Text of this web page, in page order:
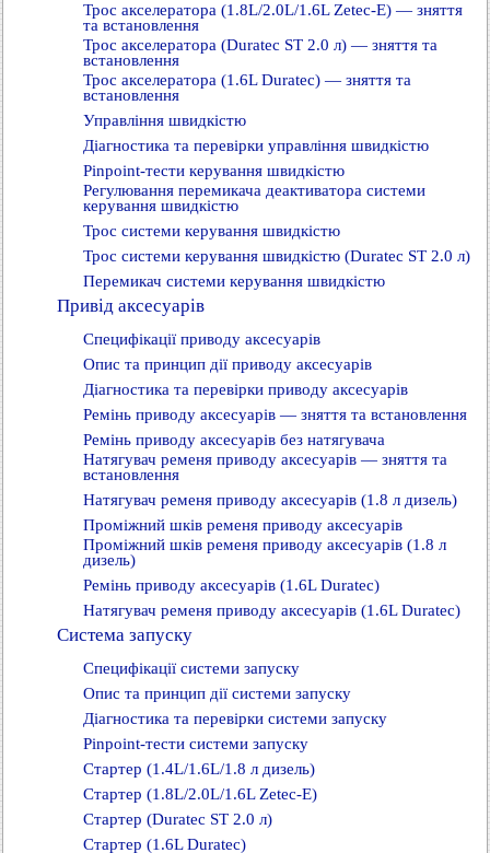
Трос акселератора (1.8L/2.0L/1.6L Zetec-E) — зняття
та встановлення
Трос акселератора (Duratec ST 2.0 л) — зняття та
встановлення
Трос акселератора (1.6L Duratec) — зняття та
встановлення
Управління швидкістю
Діагностика та перевірки управління швидкістю
Pinpoint-тести керування швидкістю
Регулювання перемикача деактиватора системи
керування швидкістю
Трос системи керування швидкістю
Трос системи керування швидкістю (Duratec ST 2.0 л)
Перемикач системи керування швидкістю
Привід аксесуарів
Специфікації приводу аксесуарів
Опис та принцип дії приводу аксесуарів
Діагностика та перевірки приводу аксесуарів
Ремінь приводу аксесуарів — зняття та встановлення
Ремінь приводу аксесуарів без натягувача
Натягувач ременя приводу аксесуарів — зняття та
встановлення
Натягувач ременя приводу аксесуарів (1.8 л дизель)
Проміжний шків ременя приводу аксесуарів
Проміжний шків ременя приводу аксесуарів (1.8 л
дизель)
Ремінь приводу аксесуарів (1.6L Duratec)
Натягувач ременя приводу аксесуарів (1.6L Duratec)
Система запуску
Специфікації системи запуску
Опис та принцип дії системи запуску
Діагностика та перевірки системи запуску
Pinpoint-тести системи запуску
Стартер (1.4L/1.6L/1.8 л дизель)
Стартер (1.8L/2.0L/1.6L Zetec-E)
Стартер (Duratec ST 2.0 л)
Стартер (1.6L Duratec)